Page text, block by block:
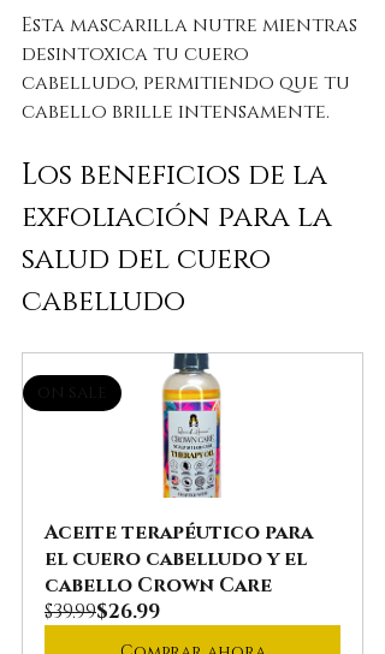
Esta mascarilla nutre mientras
desintoxica tu cuero
cabelludo, permitiendo que tu
cabello brille intensamente.
Los beneficios de la
exfoliación para la
salud del cuero
cabelludo
Aceite terapéutico para
el cuero cabelludo y el
cabello Crown Care
$39.99$26.99